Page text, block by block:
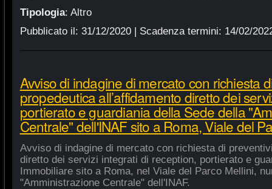
Tipologia: Altro
Pubblicato il: 31/12/2020| Scadenza termini: 14/02/
Avviso di indagine di mercato con richiesta
propedeutica all’affidamento diretto dei
portierato e guardiania della Sede della
Centrale" dell'INAF sito a Roma, Viale del
Avviso di indagine di mercato con richiesta di
diretto dei servizi integrati di reception, portierato e
Immobiliare sito a Roma, nel Viale del Parco Mellini,
"Amministrazione Centrale" dell'INAF.